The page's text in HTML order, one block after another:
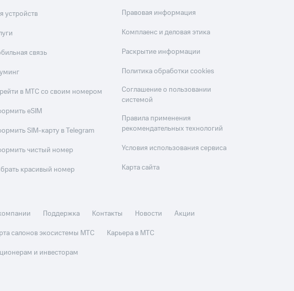
устройств
связь
в МТС со своим номером
eSIM
SIM-карту в Telegram
чистый номер
красивый номер
Правовая информация
Комплаенс и деловая этика
Раскрытие информации
Политика обработки cookies
Соглашение о пользовании
системой
Правила применения
рекомендательных технологий
Условия использования сервиса
Карта сайта
Поддержка Контакты Новости
Акции
салонов экосистемы МТС
Карьера в МТС
и инвесторам